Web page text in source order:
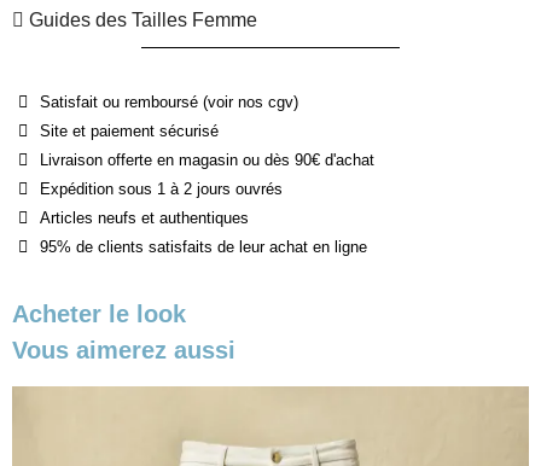
Guides des Tailles Femme
Satisfait ou remboursé (voir nos cgv)
Site et paiement sécurisé
Livraison offerte en magasin ou dès 90€ d'achat
Expédition sous 1 à 2 jours ouvrés
Articles neufs et authentiques
95% de clients satisfaits de leur achat en ligne
Acheter le look
Vous aimerez aussi